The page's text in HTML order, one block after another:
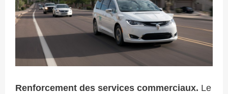
Crédit photo
Renforcement des services commerciaux. Le